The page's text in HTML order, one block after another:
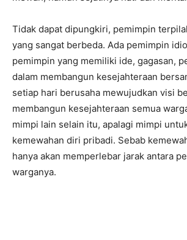
Tidak dapat dipungkiri, pemimpin
yang sangat berbeda. Ada pemimpin
pemimpin yang memiliki ide, gagasan,
dalam membangun kesejahteraan
setiap hari berusaha mewujudkan visi
membangun kesejahteraan semua
mimpi lain selain itu, apalagi mimpi
kemewahan diri pribadi. Sebab
hanya akan memperlebar jarak antara
warganya.